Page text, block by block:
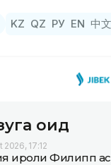
KZ QZ РУ EN 中文
оид
17:12
Қироли Филипп